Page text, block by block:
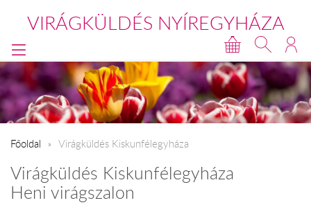
VIRÁGKÜLDÉS NYÍREGYHÁZA
Főoldal Virágküldés Kiskunfélegyháza
Virágküldés Kiskunfélegyháza
Heni virágszalon